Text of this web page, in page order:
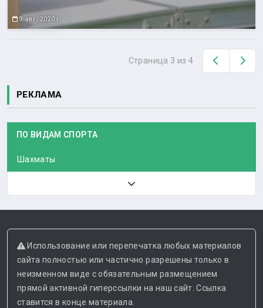
9 авг. 2020 г.
Страница 3 из 4 Назад
РЕКЛАМА
ПО ВИДАМ СПОРТА
Шахматы
Использование или перепечатка любых материалов
сайта полностью или частично разрешены только в
неизменном виде с обязательным размещением
прямой активной гиперссылки на наш сайт. Ссылка
ставится в конце материала.